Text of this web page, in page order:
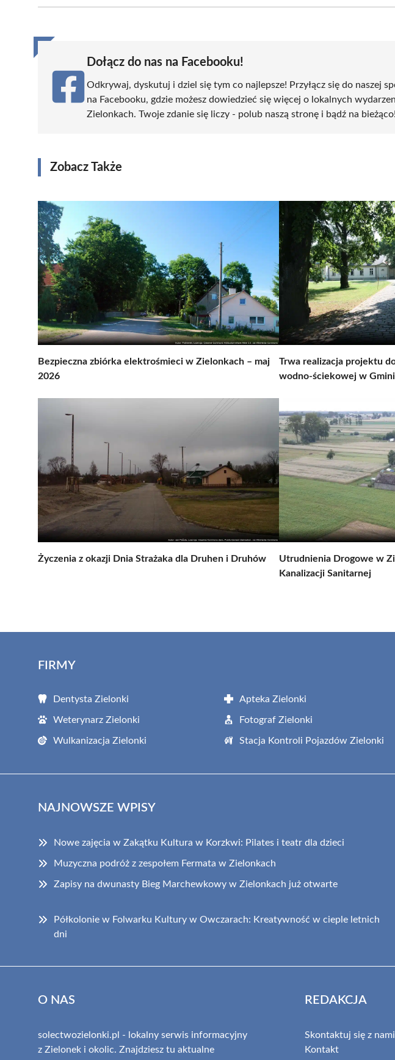
(Twitter)
Dołącz do nas na Facebooku!
Odkrywaj, dyskutuj i dziel się tym co najlepsze! Przyłącz się do naszej
na Facebooku, gdzie możesz dowiedzieć się więcej o lokalnych
Zielonkach. Twoje zdanie się liczy - polub naszą stronę i bądź na bieżąco!
Zobacz Także
Bezpieczna zbiórka elektrośmieci w Zielonkach – maj
2026
Trwa realizacja projektu
wodno-ściekowej w
Życzenia z okazji Dnia Strażaka dla Druhen i Druhów
Utrudnienia Drogowe w
Kanalizacji Sanitarnej
FIRMY
Dentysta Zielonki Apteka Zielonki
Weterynarz Zielonki Fotograf Zielonki
Wulkanizacja Zielonki Stacja Kontroli Pojazdów Zielonki
NAJNOWSZE WPISY
Nowe zajęcia w Zakątku Kultura w Korzkwi: Pilates i teatr dla dzieci
Muzyczna podróż z zespołem Fermata w Zielonkach
Zapisy na dwunasty Bieg Marchewkowy w Zielonkach już otwarte
Półkolonie w Folwarku Kultury w Owczarach: Kreatywność w cieple letnich
dni
O NAS
solectwozielonki.pl - lokalny serwis informacyjny
z Zielonek i okolic. Znajdziesz tu aktualne
REDAKCJA
Skontaktuj się z
Kontakt